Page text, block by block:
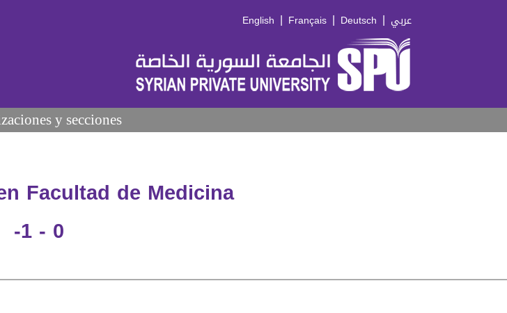
English | Français | Deutsch | عربي
y secciones
Facultad de Medicina
-1 - 0